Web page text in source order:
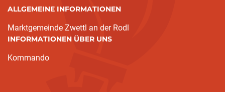
ALLGEMEINE INFORMATIONEN
Marktgemeinde Zwettl an der Rodl
INFORMATIONEN ÜBER UNS
Kommando